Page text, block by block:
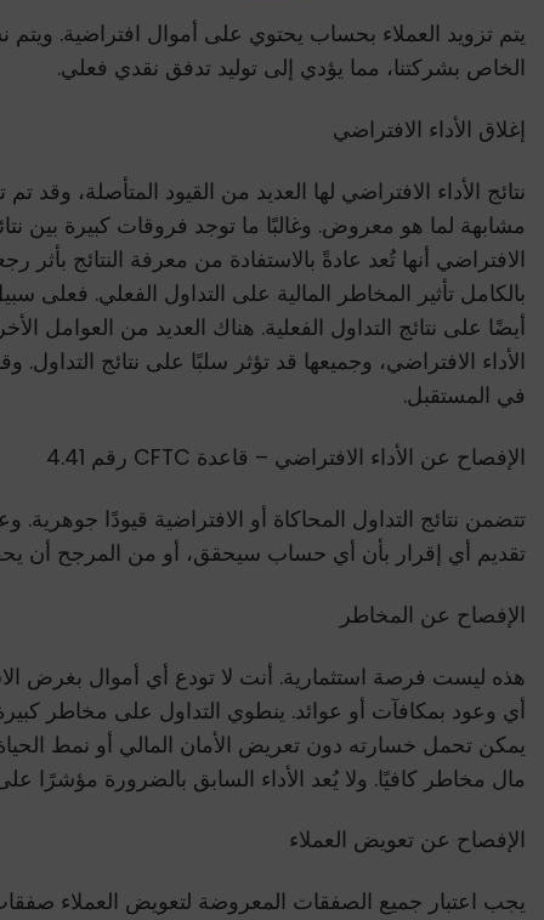
يتم تزويد العملاء بحساب يحتوي على أموال افتراضية.
الخاص بشركتنا، مما يؤدي إلى توليد تدفق نقدي فعلي.
إغلاق الأداء الافتراضي
نتائج الأداء الافتراضي لها العديد من القيود المتأصلة،
مشابهة لما هو معروض. وغالبًا ما توجد فروقات كبيرة بين
الافتراضي أنها تُعد عادةً بالاستفادة من معرفة النتائج
بالكامل تأثير المخاطر المالية على التداول الفعلي. فعلى
أيضًا على نتائج التداول الفعلية. هناك العديد من العوامل
الأداء الافتراضي، وجميعها قد تؤثر سلبًا على نتائج
في المستقبل.
الإفصاح عن الأداء الافتراضي – قاعدة CFTC رقم 4.41
تتضمن نتائج التداول المحاكاة أو الافتراضية قيودًا
تقديم أي إقرار بأن أي حساب سيحقق، أو من المرجح أن
الإفصاح عن المخاطر
هذه ليست فرصة استثمارية. أنت لا تودع أي أموال بغرض
أي وعود بمكافآت أو عوائد. ينطوي التداول على مخاطر
يمكن تحمل خسارته دون تعريض الأمان المالي أو نمط
مال مخاطر كافيًا. ولا يُعد الأداء السابق بالضرورة مؤشرًا على
الإفصاح عن تعويض العملاء